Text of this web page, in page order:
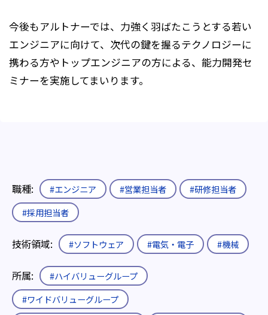
今後もアルトナーでは、力強く羽ばたこうとする若い
エンジニアに向けて、次代の鍵を握るテクノロジーに
携わる方やトップエンジニアの方による、能力開発セ
ミナーを実施してまいります。
職種: #エンジニア #営業担当者
#研修担当者
#採用担当者
技術領域: #ソフトウェア #電気・電子 #機械
所属:
#ハイバリューグループ
#ワイドバリューグループ